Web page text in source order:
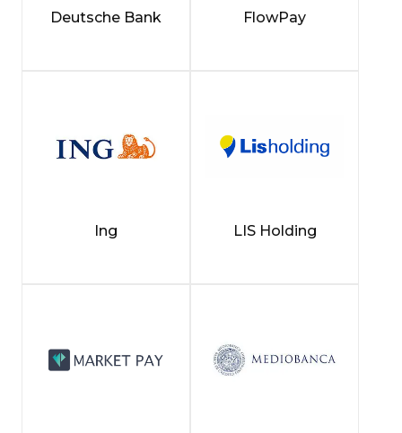
Deutsche Bank FlowPay
Ing LIS Holding